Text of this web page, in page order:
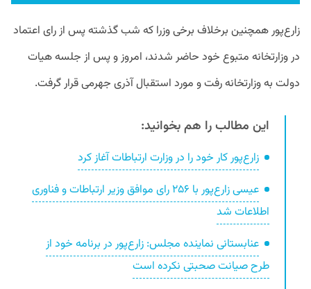
زارع‌پور همچنین برخلاف برخی وزرا که شب گذشته پس از رای اعتماد
در وزارتخانه متبوع خود حاضر شدند، امروز و پس از جلسه هیات
دولت به وزارتخانه رفت و مورد استقبال آذری جهرمی قرار گرفت.
این مطالب را هم بخوانید:
زارع‌پور کار خود را در وزارت ارتباطات آغاز کرد
عیسی زارع‌پور با ۲۵۶ رای موافق وزیر ارتباطات و فناوری
اطلاعات شد
عنابستانی نماینده مجلس: زارع‌پور در برنامه خود از
طرح صیانت صحبتی نکرده است